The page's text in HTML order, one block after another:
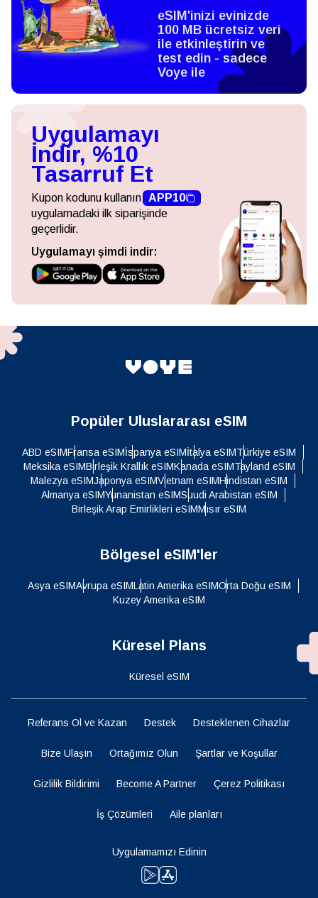
eSIM'inizi evinizde
100 MB ücretsiz veri
ile etkinleştirin ve
test edin - sadece
Voye ile
Uygulamayı
İndir, %10
Tasarruf Et
Kupon kodunu kullanın APP10
uygulamadaki ilk siparişinde
geçerlidir.
Uygulamayı şimdi indir:
Popüler Uluslararası eSIM
ABD eSIMFransa eSIMİspanya eSIMİtalya eSIMTürkiye eSIM
Meksika eSIMBirleşik Krallık eSIMKanada eSIMTayland eSIM
Malezya eSIMJaponya eSIMVietnam eSIMHindistan eSIM
Almanya eSIMYunanistan eSIMSuudi Arabistan eSIM
Birleşik Arap Emirlikleri eSIMMısır eSIM
Bölgesel eSIM'ler
Asya eSIMAvrupa eSIMLatin Amerika eSIMOrta Doğu eSIM
Kuzey Amerika eSIM
Küresel Plans
Küresel eSIM
Referans Ol ve Kazan Destek Desteklenen Cihazlar
Bize Ulaşın Ortağımız Olun Şartlar ve Koşullar
Gizlilik Bildirimi Become A Partner Çerez Politikası
İş Çözümleri Aile planları
Uygulamamızı Edinin